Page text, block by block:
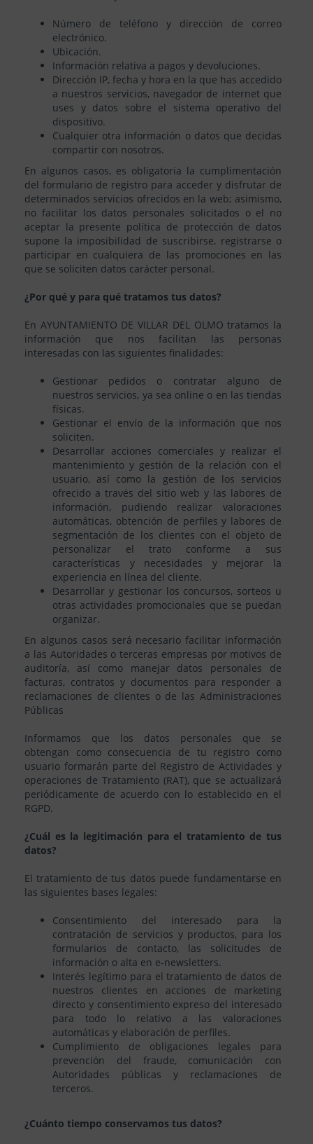
Número de teléfono y dirección de correo
electrónico.
Ubicación.
Información relativa a pagos y devoluciones.
Dirección IP, fecha y hora en la que has accedido
a nuestros servicios, navegador de internet que
uses y datos sobre el sistema operativo del
dispositivo.
Cualquier otra información o datos que decidas
compartir con nosotros.
En algunos casos, es obligatoria la cumplimentación
del formulario de registro para acceder y disfrutar de
determinados servicios ofrecidos en la web; asimismo,
no facilitar los datos personales solicitados o el no
aceptar la presente política de protección de datos
supone la imposibilidad de suscribirse, registrarse o
participar en cualquiera de las promociones en las
que se soliciten datos carácter personal.
¿Por qué y para qué tratamos tus datos?
En AYUNTAMIENTO DE VILLAR DEL OLMO tratamos la
información que nos facilitan las personas
interesadas con las siguientes finalidades:
Gestionar pedidos o contratar alguno de
nuestros servicios, ya sea online o en las tiendas
físicas.
Gestionar el envío de la información que nos
soliciten.
Desarrollar acciones comerciales y realizar el
mantenimiento y gestión de la relación con el
usuario, así como la gestión de los servicios
ofrecido a través del sitio web y las labores de
información, pudiendo realizar valoraciones
automáticas, obtención de perfiles y labores de
segmentación de los clientes con el objeto de
personalizar el trato conforme a sus
características y necesidades y mejorar la
experiencia en línea del cliente.
Desarrollar y gestionar los concursos, sorteos u
otras actividades promocionales que se puedan
organizar.
En algunos casos será necesario facilitar información
a las Autoridades o terceras empresas por motivos de
auditoría, así como manejar datos personales de
facturas, contratos y documentos para responder a
reclamaciones de clientes o de las Administraciones
Públicas
Informamos que los datos personales que se
obtengan como consecuencia de tu registro como
usuario formarán parte del Registro de Actividades y
operaciones de Tratamiento (RAT), que se actualizará
periódicamente de acuerdo con lo establecido en el
RGPD.
¿Cuál es la legitimación para el tratamiento de tus
datos?
El tratamiento de tus datos puede fundamentarse en
las siguientes bases legales:
Consentimiento del interesado para la
contratación de servicios y productos, para los
formularios de contacto, las solicitudes de
información o alta en e-newsletters.
Interés legítimo para el tratamiento de datos de
nuestros clientes en acciones de marketing
directo y consentimiento expreso del interesado
para todo lo relativo a las valoraciones
automáticas y elaboración de perfiles.
Cumplimiento de obligaciones legales para
prevención del fraude, comunicación con
Autoridades públicas y reclamaciones de
terceros.
¿Cuánto tiempo conservamos tus datos?